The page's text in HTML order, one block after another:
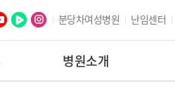
분당차여성병원 난임센터
병원소개